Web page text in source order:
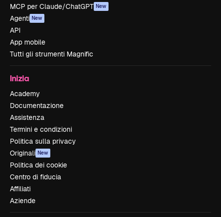
MCP per Claude/ChatGPT New
Agenti New
API
App mobile
Tutti gli strumenti Magnific
Inizia
Academy
Documentazione
Assistenza
Termini e condizioni
Politica sulla privacy
Originali New
Politica dei cookie
Centro di fiducia
Affiliati
Aziende